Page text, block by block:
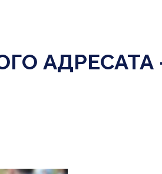
АДРЕСАТА